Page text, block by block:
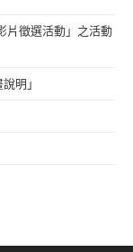
片徵選活動」之活動
明」